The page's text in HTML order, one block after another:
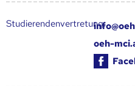
Studierendenvertretung:
oeh-